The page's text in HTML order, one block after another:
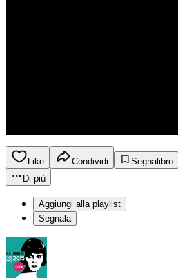
Like Condividi
Segnalibro
Di più
Aggiungi alla playlist
Segnala